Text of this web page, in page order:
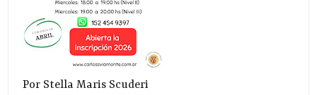
Por Stella Maris Scuderi